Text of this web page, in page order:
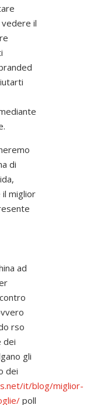
il
di
il miglior
ad
rso
dei
gli
dei
it/blog/miglior-
poll